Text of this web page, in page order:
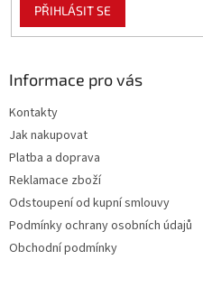
PŘIHLÁSIT SE
Informace pro vás
Kontakty
Jak nakupovat
Platba a doprava
Reklamace zboží
Odstoupení od kupní smlouvy
Podmínky ochrany osobních údajů
Obchodní podmínky